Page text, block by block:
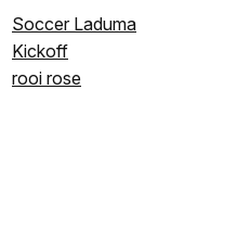
Soccer Laduma
Kickoff
rooi rose